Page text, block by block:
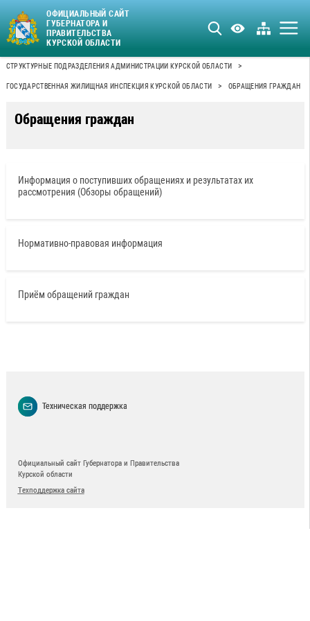
ОФИЦИАЛЬНЫЙ САЙТ
ГУБЕРНАТОРА И
ПРАВИТЕЛЬСТВА
КУРСКОЙ ОБЛАСТИ
СТРУКТУРНЫЕ ПОДРАЗДЕЛЕНИЯ АДМИНИСТРАЦИИ КУРСКОЙ ОБЛАСТИ >
ГОСУДАРСТВЕННАЯ ЖИЛИЩНАЯ ИНСПЕКЦИЯ КУРСКОЙ ОБЛАСТИ > ОБРАЩЕНИЯ ГРАЖДАН
Обращения граждан
Информация о поступивших обращениях и результатах их
рассмотрения (Обзоры обращений)
Нормативно-правовая информация
Приём обращений граждан
Техническая поддержка
Официальный сайт Губернатора и Правительства
Курской области
Техподдержка сайта